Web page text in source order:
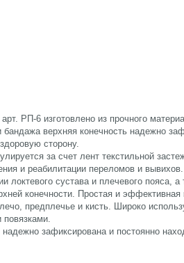
РП-6 изготовлено из прочного
верхняя конечность надежно
сторону.
за счет лент текстильной
и реабилитации переломов и вывихов.
локтевого сустава и плечевого пояса,
конечности. Простая и
предплечье и кисть. Широко
повязками.
зафиксирована и постоянно